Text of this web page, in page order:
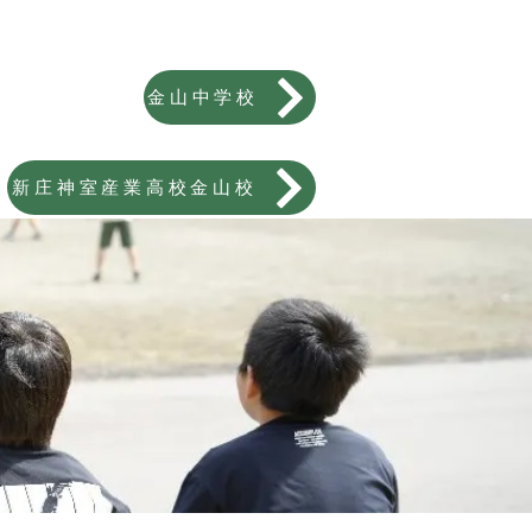
金山中学校
新庄神室産業高校金山校